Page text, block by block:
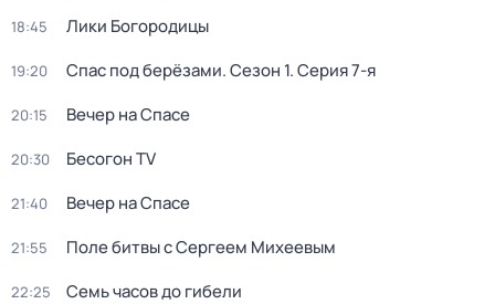
18:45 Лики Богородицы
19:20 Спас под берёзами. Сезон 1. Серия 7-я
20:15 Вечер на Спасе
20:30 Бесогон TV
21:40 Вечер на Спасе
21:55 Поле битвы с Сергеем Михеевым
22:25 Семь часов до гибели